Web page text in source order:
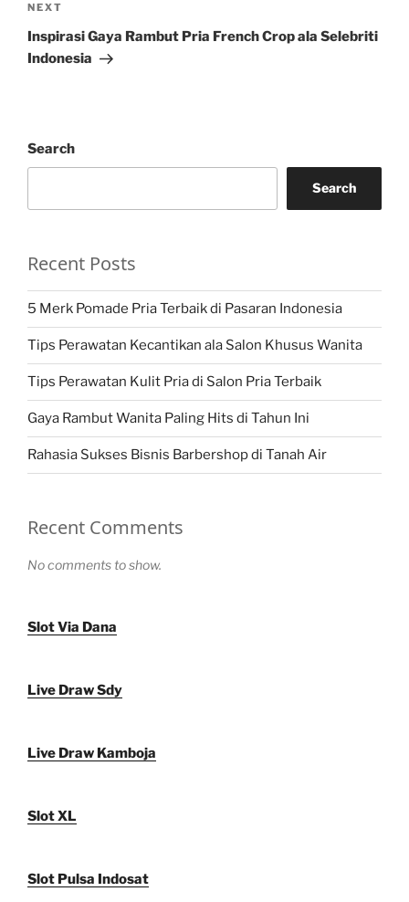
Next
Post
NEXT
Inspirasi Gaya Rambut Pria French Crop ala Selebriti
Indonesia
Search
Search
Recent Posts
5 Merk Pomade Pria Terbaik di Pasaran Indonesia
Tips Perawatan Kecantikan ala Salon Khusus Wanita
Tips Perawatan Kulit Pria di Salon Pria Terbaik
Gaya Rambut Wanita Paling Hits di Tahun Ini
Rahasia Sukses Bisnis Barbershop di Tanah Air
Recent Comments
No comments to show.
Slot Via Dana
Live Draw Sdy
Live Draw Kamboja
Slot XL
Slot Pulsa Indosat